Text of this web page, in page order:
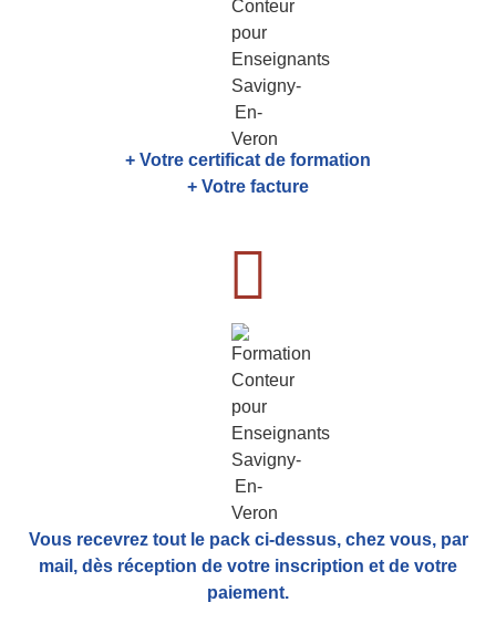
+ Votre certificat de formation
+ Votre facture
Vous recevrez tout le pack ci-dessus, chez vous, par
mail, dès réception de votre inscription et de votre
paiement.